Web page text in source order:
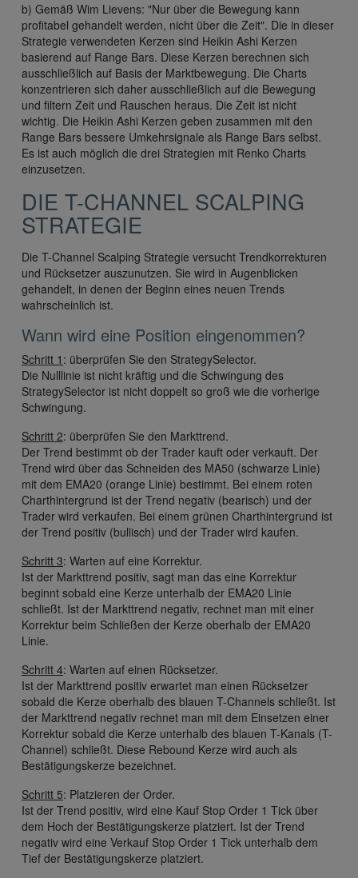
b) Gemäß Wim Lievens: "Nur über die Bewegung kann
profitabel gehandelt werden, nicht über die Zeit". Die in dieser
Strategie verwendeten Kerzen sind Heikin Ashi Kerzen
basierend auf Range Bars. Diese Kerzen berechnen sich
ausschließlich auf Basis der Marktbewegung. Die Charts
konzentrieren sich daher ausschließlich auf die Bewegung
und filtern Zeit und Rauschen heraus. Die Zeit ist nicht
wichtig. Die Heikin Ashi Kerzen geben zusammen mit den
Range Bars bessere Umkehrsignale als Range Bars selbst.
Es ist auch möglich die drei Strategien mit Renko Charts
einzusetzen.
DIE T-CHANNEL SCALPING
STRATEGIE
Die T-Channel Scalping Strategie versucht Trendkorrekturen
und Rücksetzer auszunutzen. Sie wird in Augenblicken
gehandelt, in denen der Beginn eines neuen Trends
wahrscheinlich ist.
Wann wird eine Position eingenommen?
Schritt 1 : überprüfen Sie den StrategySelector.
Die Nulllinie ist nicht kräftig und die Schwingung des
StrategySelector ist nicht doppelt so groß wie die vorherige
Schwingung.
Schritt 2: überprüfen Sie den Markttrend.
Der Trend bestimmt ob der Trader kauft oder verkauft. Der
Trend wird über das Schneiden des MA50 (schwarze Linie)
mit dem EMA20 (orange Linie) bestimmt. Bei einem roten
Charthintergrund ist der Trend negativ (bearisch) und der
Trader wird verkaufen. Bei einem grünen Charthintergrund ist
der Trend positiv (bullisch) und der Trader wird kaufen.
Schritt 3: Warten auf eine Korrektur.
Ist der Markttrend positiv, sagt man das eine Korrektur
beginnt sobald eine Kerze unterhalb der EMA20 Linie
schließt. Ist der Markttrend negativ, rechnet man mit einer
Korrektur beim Schließen der Kerze oberhalb der EMA20
Linie.
Schritt 4: Warten auf einen Rücksetzer.
Ist der Markttrend positiv erwartet man einen Rücksetzer
sobald die Kerze oberhalb des blauen T-Channels schließt. Ist
der Markttrend negativ rechnet man mit dem Einsetzen einer
Korrektur sobald die Kerze unterhalb des blauen T-Kanals (T-
Channel) schließt. Diese Rebound Kerze wird auch als
Bestätigungskerze bezeichnet.
Schritt 5: Platzieren der Order.
Ist der Trend positiv, wird eine Kauf Stop Order 1 Tick über
dem Hoch der Bestätigungskerze platziert. Ist der Trend
negativ wird eine Verkauf Stop Order 1 Tick unterhalb dem
Tief der Bestätigungskerze platziert.